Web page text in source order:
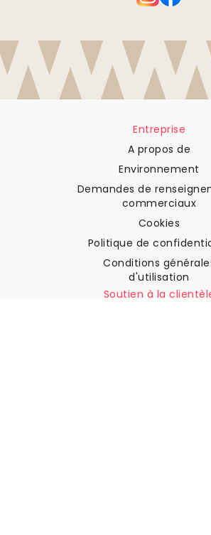
Entreprise
A propos de
Environnement
Demandes de
commerciaux
Cookies
Politique de
Conditions
d'utilisation
Soutien à la